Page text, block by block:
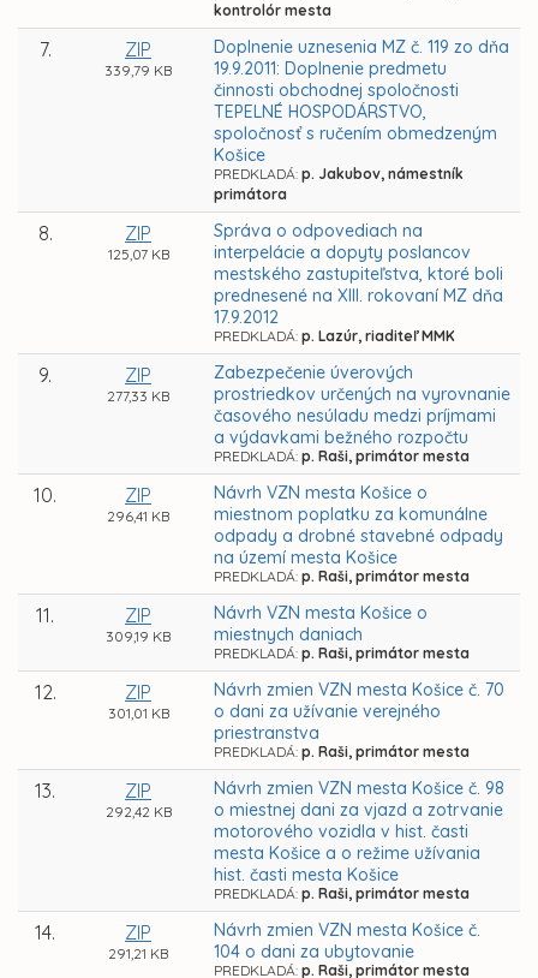
kontrolór mesta
7. ZIP
339,79 KB
Doplnenie uznesenia MZ č. 119 zo dňa
19.9.2011: Doplnenie predmetu
činnosti obchodnej spoločnosti
TEPELNÉ HOSPODÁRSTVO,
spoločnosť s ručením obmedzeným
Košice
PREDKLADÁ: p. Jakubov, námestník
primátora
8. ZIP
125,07 KB
Správa o odpovediach na
interpelácie a dopyty poslancov
mestského zastupiteľstva, ktoré boli
prednesené na XIII. rokovaní MZ dňa
17.9.2012
PREDKLADÁ: p. Lazúr, riaditeľ MMK
9. ZIP
277,33 KB
Zabezpečenie úverových
prostriedkov určených na vyrovnanie
časového nesúladu medzi príjmami
a výdavkami bežného rozpočtu
PREDKLADÁ: p. Raši, primátor mesta
10. ZIP
296,41 KB
Návrh VZN mesta Košice o
miestnom poplatku za komunálne
odpady a drobné stavebné odpady
na území mesta Košice
PREDKLADÁ: p. Raši, primátor mesta
11. ZIP
309,19 KB
Návrh VZN mesta Košice o
miestnych daniach
PREDKLADÁ: p. Raši, primátor mesta
12. ZIP
301,01 KB
Návrh zmien VZN mesta Košice č. 70
o dani za užívanie verejného
priestranstva
PREDKLADÁ: p. Raši, primátor mesta
13. ZIP
292,42 KB
Návrh zmien VZN mesta Košice č. 98
o miestnej dani za vjazd a zotrvanie
motorového vozidla v hist. časti
mesta Košice a o režime užívania
hist. časti mesta Košice
PREDKLADÁ: p. Raši, primátor mesta
14. ZIP
291,21 KB
Návrh zmien VZN mesta Košice č.
104 o dani za ubytovanie
PREDKLADÁ: p. Raši, primátor mesta